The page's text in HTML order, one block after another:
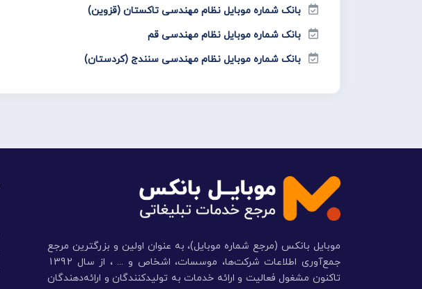
بانک شماره موبایل نظام مهندسی تاکستان (قزوین)
بانک شماره موبایل نظام مهندسی قم
بانک شماره موبایل نظام مهندسی سنندج (کردستان)
موبایل بانکس (مرجع شماره موبایل)، به عنوان اولین و بزرگترین مرجع
جمع‌آوری اطلاعات شرکت‌ها، موسسات، اشخاص و ... ، از سال 1392
تاکنون مشغول فعالیت و ارائه خدمات به تولیدکنندگان و ارائه‌دهندگان